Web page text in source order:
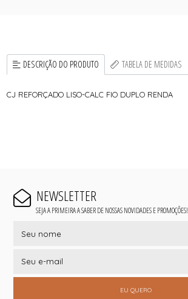
DESCRIÇÃO DO PRODUTO TABELA DE MEDIDAS
CJ REFORÇADO LISO-CALC FIO DUPLO RENDA
NEWSLETTER
SEJA A PRIMEIRA A SABER DE NOSSAS NOVIDADES E PROMOÇÕES!
EU QUERO